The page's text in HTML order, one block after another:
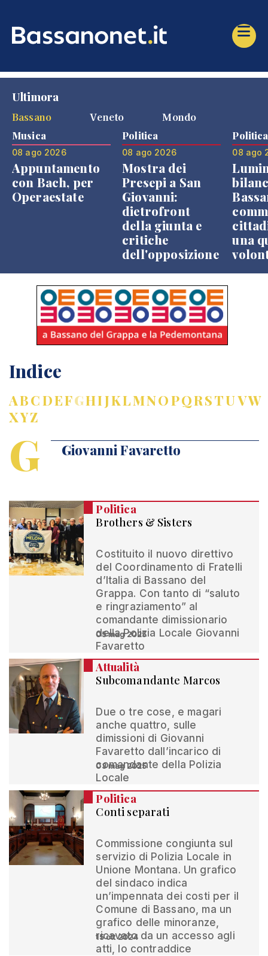
Ultimora
Bassano
Veneto Mondo
Musica
08 ago 2026
Appuntamento
con Bach, per
Operaestate
Politica
08 ago 2026
Mostra dei
Presepi a San
Giovanni:
dietrofront
della giunta e
critiche
dell'opposizione
Politica
08 ago
una
Indice
ABCDEFGHIJKLMNOPQRSTUVW
XYZ
G Giovanni Favaretto
Politica
Brothers & Sisters
Costituito il nuovo direttivo
del Coordinamento di Fratelli
d’Italia di Bassano del
Grappa. Con tanto di “saluto
e ringraziamento” al
comandante dimissionario
della Polizia Locale Giovanni
Favaretto
05 mag 2025
Attualità
Subcomandante Marcos
Due o tre cose, e magari
anche quattro, sulle
dimissioni di Giovanni
Favaretto dall’incarico di
comandante della Polizia
Locale
03 mag 2025
Politica
Conti separati
Commissione congiunta sul
servizio di Polizia Locale in
Unione Montana. Un grafico
del sindaco indica
un’impennata dei costi per il
Comune di Bassano, ma un
grafico delle minoranze,
ricavato da un accesso agli
atti, lo contraddice
15 ott 2024